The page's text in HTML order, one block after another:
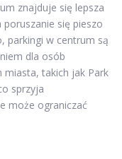
znajduje się lepsza
się pieszo
parkingi w centrum są
dla osób
miasta, takich jak Park
sprzyja
może ograniczać